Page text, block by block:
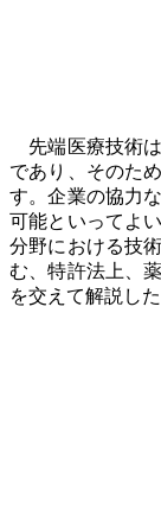
先端医療技術
であり、そのた
す。企業の協力
可能といってよ
分野における技
む、特許法上、
を交えて解説し